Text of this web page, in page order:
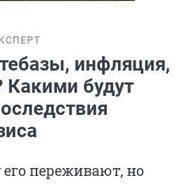
инфляция,
Какими будут
переживают, но